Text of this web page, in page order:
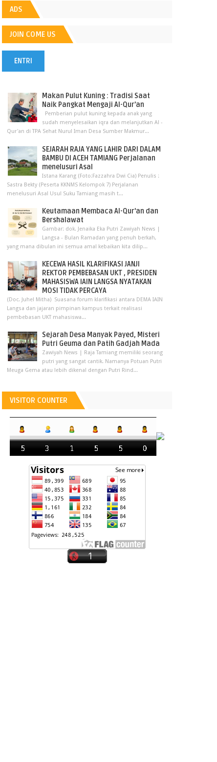
ADS
JOIN COME US
ENTRI
Makan Pulut Kuning : Tradisi Saat
Naik Pangkat Mengaji Al-Qur’an
Pemberian pulut kuning kepada anak yang
sudah menyelesaikan iqra dan melanjutkan Al -
Qur'an di TPA Sehat Nurul Iman Desa Sumber Makmur...
SEJARAH RAJA YANG LAHIR DARI DALAM
BAMBU DI ACEH TAMIANG Perjalanan
menelusuri Asal
Istana Karang (Foto:Fazzahra Dwi Cia) Penulis :
Sastra Bekty (Peserta KKNMS Kelompok 7) Perjalanan
menelusuri Asal Usul Suku Tamiang masih t...
Keutamaan Membaca Al-Qur'an dan
Bershalawat
Gambar: dok. Jenaika Eka Putri Zawiyah News |
Langsa - Bulan Ramadan yang penuh berkah,
yang mana dibulan ini semua amal kebaikan kita dilip...
KECEWA HASIL KLARIFIKASI JANJI
REKTOR PEMBEBASAN UKT , PRESIDEN
MAHASISWA IAIN LANGSA NYATAKAN
MOSI TIDAK PERCAYA
(Doc. Juhel Mitha) Suasana forum klarifikasi antara DEMA IAIN
Langsa dan jajaran pimpinan kampus terkait realisasi
pembebasan UKT mahasiswa...
Sejarah Desa Manyak Payed, Misteri
Putri Geuma dan Patih Gadjah Mada
Zawiyah News | Raja Tamiang memiliki seorang
putri yang sangat cantik. Namanya Potuan Putri
Meuga Gema atau lebih dikenal dengan Putri Rind...
VISITOR COUNTER